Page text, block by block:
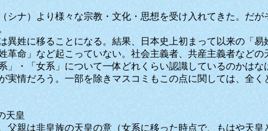
ナ）より様々な宗教・文化・思想を受け入れてきた。だ
姓に移ることになる。結果、日本史上初まって以来の「
革命」など起こっていない。社会主義者、共産主義者など
」・「女系」について一体どれくらい認識しているのかは
実情だろう。一部を除きマスコミもこの点に関しては、全
天皇
親は非皇族の天皇の意（女系に移った時点で、もはや天皇